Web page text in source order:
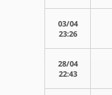
03/04
23:26
28/04
22:43